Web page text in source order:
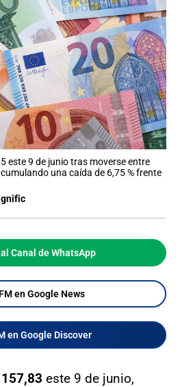
este 9 de junio tras moverse entre
una caída de 6,75 % frente
Canal de WhatsApp
en Google News
en Google Discover
este 9 de junio,